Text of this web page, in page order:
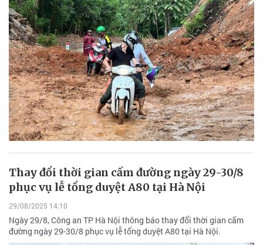
Thay đổi thời gian cấm đường ngày 29-30/8
phục vụ lễ tổng duyệt A80 tại Hà Nội
29/08/2025 14:10
Ngày 29/8, Công an TP Hà Nội thông báo thay đổi thời gian cấm
đường ngày 29-30/8 phục vụ lễ tổng duyệt A80 tại Hà Nội.